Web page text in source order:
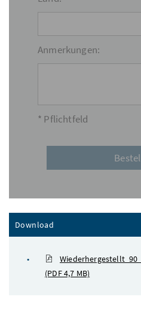
Anmerkungen:
* Pflichtfeld
Download
(PDF 4,7 MB)